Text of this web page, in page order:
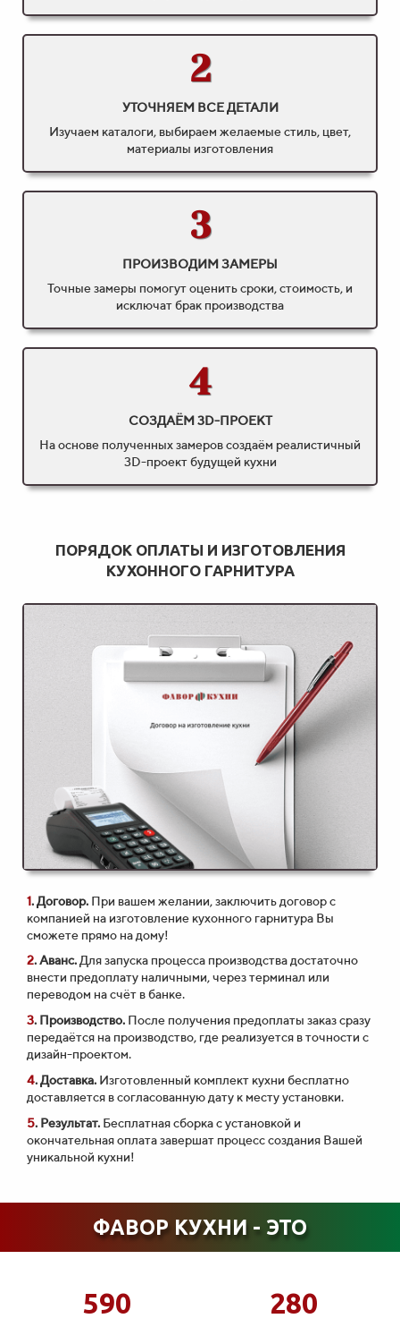
2
УТОЧНЯЕМ ВСЕ ДЕТАЛИ
Изучаем каталоги, выбираем желаемые стиль, цвет,
материалы изготовления
3
ПРОИЗВОДИМ ЗАМЕРЫ
Точные замеры помогут оценить сроки, стоимость, и
исключат брак производства
4
СОЗДАЁМ 3D-ПРОЕКТ
На основе полученных замеров создаём реалистичный
3D-проект будущей кухни
ПОРЯДОК ОПЛАТЫ И ИЗГОТОВЛЕНИЯ
КУХОННОГО ГАРНИТУРА
1. Договор. При вашем желании, заключить договор с
компанией на изготовление кухонного гарнитура Вы
сможете прямо на дому!
2. Аванс.Для запуска процесса производства достаточно
внести предоплату наличными, через терминал или
переводом на счёт в банке.
3. Производство. После получения предоплаты заказ сразу
передаётся на производство, где реализуется в точности с
дизайн-проектом.
4. Доставка. Изготовленный комплект кухни бесплатно
доставляется в согласованную дату к месту установки.
5. Результат. Бесплатная сборка с установкой и
окончательная оплата завершат процесс создания Вашей
уникальной кухни!
ФАВОР КУХНИ - ЭТО
590 280